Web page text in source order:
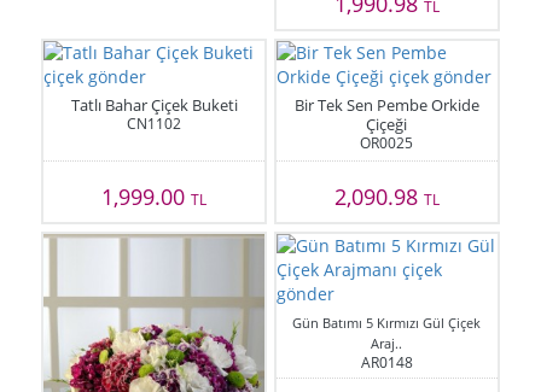
TL
Tatlı Bahar Çiçek Buketi
CN1102
1,999.00TL
Bir Tek Sen Pembe Orkide
Çiçeği
OR0025
2,090.98 TL
Gün Batımı 5 Kırmızı Gül Çiçek
Araj..
AR0148